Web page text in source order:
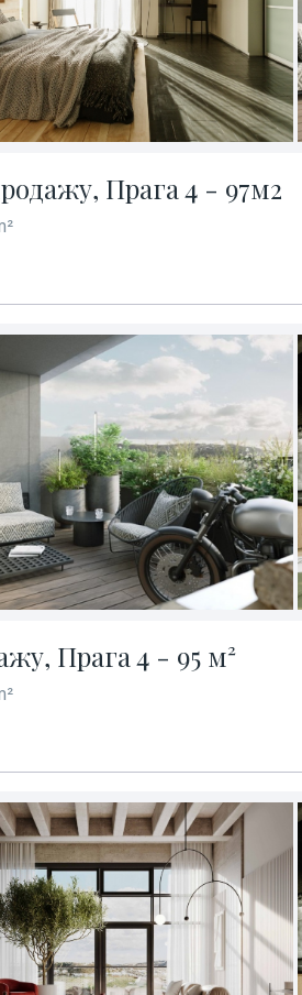
Прага 4 - 97м2
Прага 4 - 95 м²